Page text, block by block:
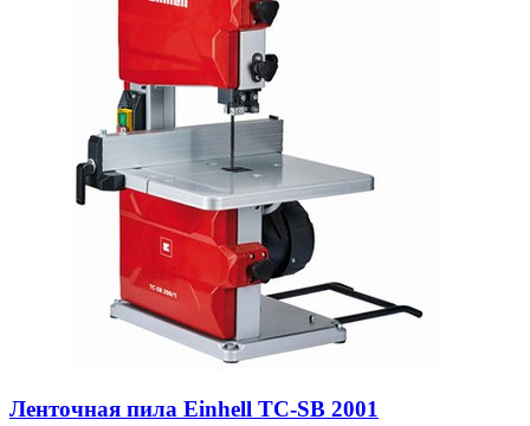
Ленточная пила Einhell TC-SB 2001